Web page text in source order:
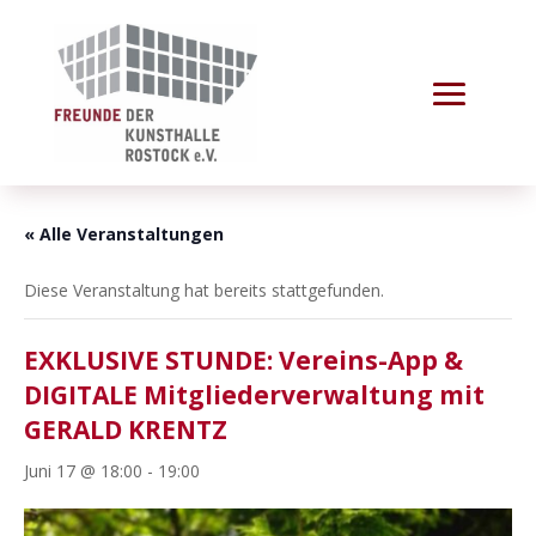
« Alle Veranstaltungen
Diese Veranstaltung hat bereits stattgefunden.
EXKLUSIVE STUNDE: Vereins-App &
DIGITALE Mitgliederverwaltung mit
GERALD KRENTZ
Juni 17 @ 18:00 - 19:00